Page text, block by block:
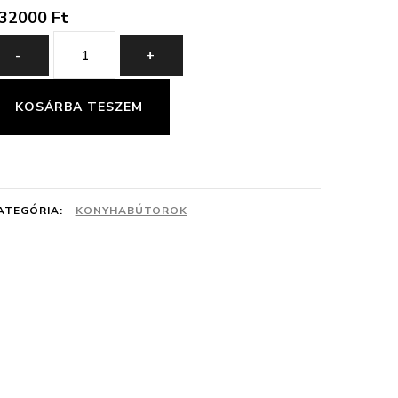
Ft
-
Modern
Konyhaszekrény
200\60
mennyiség
+
KOSÁRBA TESZEM
KONYHABÚTOROK